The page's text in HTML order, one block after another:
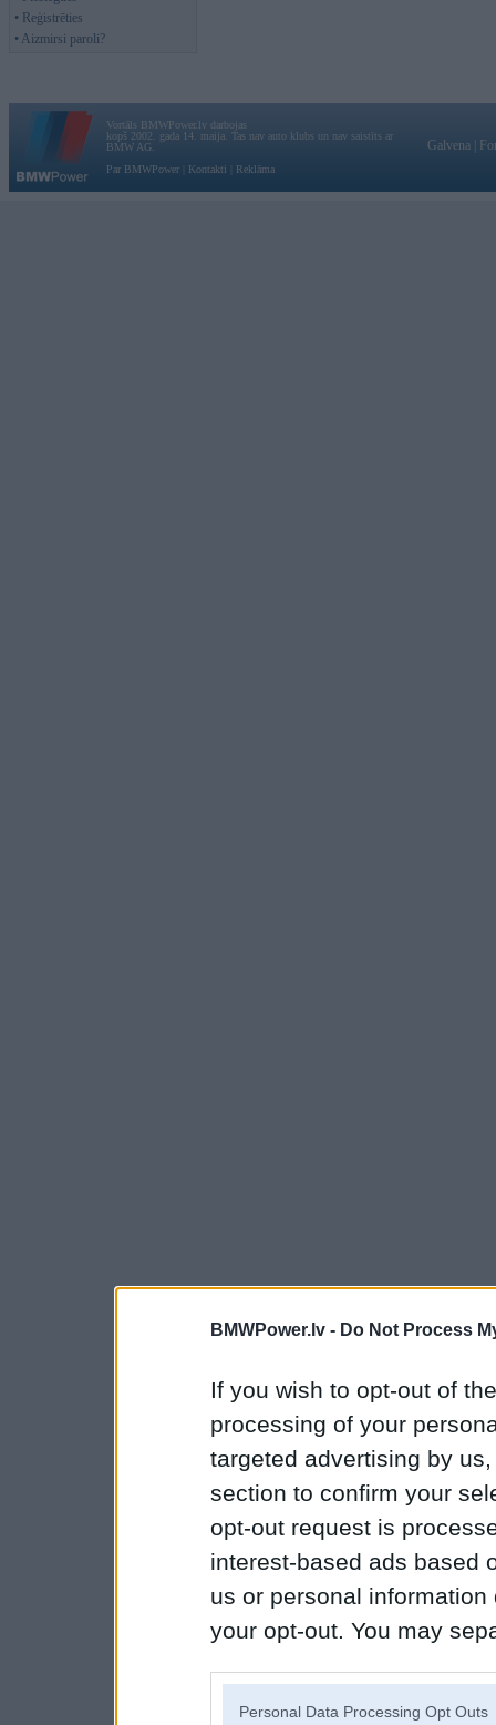
BMWPower.lv - Do Not Process
If you wish to opt-out of
processing of your
targeted advertising by
section to confirm your
opt-out request is
interest-based ads based
us or personal
your opt-out. You may
Personal Data Processing Opt Outs
• Reģistrēties
• Aizmirsi paroli?
Vortāls BMWPower.lv darbojas
kopš 2002. gada 14. maija. Tas nav auto klubs un nav saistīts ar
BMW AG.
Par BMWPower
Kontakti Reklāma
Galvena